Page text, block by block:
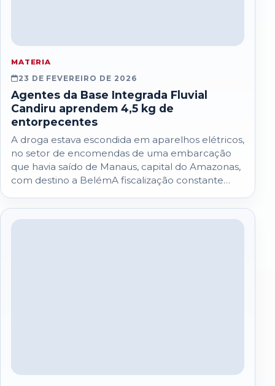
MATERIA
23 DE FEVEREIRO DE 2026
Agentes da Base Integrada Fluvial
Candiru aprendem 4,5 kg de
entorpecentes
A droga estava escondida em aparelhos elétricos,
no setor de encomendas de uma embarcação
que havia saído de Manaus, capital do Amazonas,
com destino a BelémA fiscalização constante…